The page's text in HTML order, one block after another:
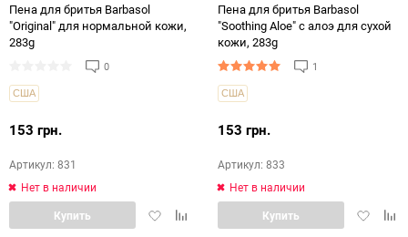
Пена для бритья Barbasol
"Original" для нормальной кожи,
283g
0
США
153 грн.
Артикул: 831
Нет в наличии
ДобавитьДобавить
Купить
Пена для бритья Barbasol
"Soothing Aloe" с алоэ для сухой
кожи, 283g
1
США
153 грн.
Артикул: 833
Нет в наличии
Купить